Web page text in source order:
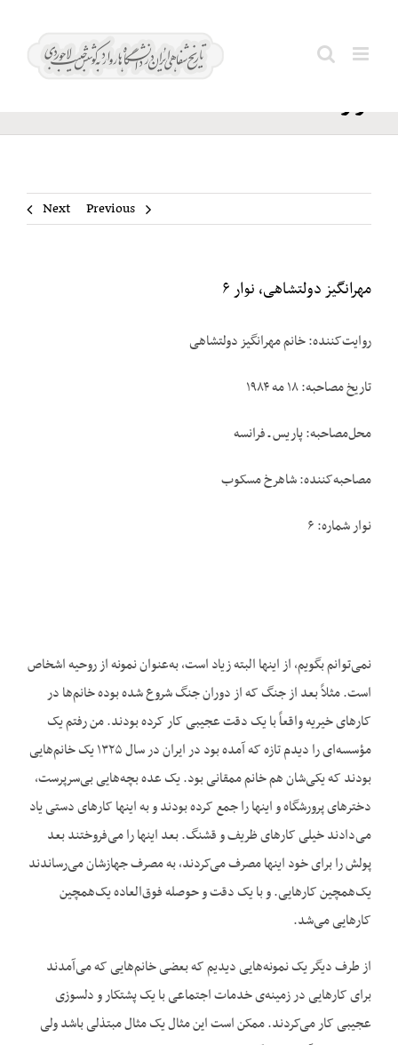
دولتشاهی،
نوار ۶
Previous
Next
مهرانگیز دولتشاهی، نوار ۶
روایت‌کننده: خانم مهرانگیز دولتشاهی
تاریخ مصاحبه: ۱۸ مه ۱۹۸۴
محل‌مصاحبه: پاریس ـ فرانسه
مصاحبه‌کننده: شاهرخ مسکوب
نوار شماره: ۶
نمی‌توانم بگویم، از اینها البته زیاد است، به‌عنوان نمونه از روحیه اشخاص
است. مثلاً بعد از جنگ که از دوران جنگ شروع شده بوده خانم‌ها در
کارهای خیریه واقعاً با یک دقت عجیبی کار کرده بودند. من رفتم یک
مؤسسه‌ای را دیدم تازه که آمده بود در ایران در سال ۱۳۲۵ یک خانم‌هایی
بودند که یکی‌شان هم خانم ممقانی بود. یک عده بچه‌هایی بی‌سرپرست،
دخترهای پرورشگاه و اینها را جمع کرده بودند و به اینها کارهای دستی یاد
می‌دادند خیلی کارهای ظریف و قشنگ. بعد اینها را می‌فروختند بعد
پولش را برای خود اینها مصرف می‌کردند، به مصرف جهازشان می‌رساندند
یک‌همچین کارهایی. و با یک دقت و حوصله فوق‌العاده یک‌همچین
کارهایی می‌شد.
از طرف دیگر یک نمونه‌هایی دیدیم که بعضی خانم‌هایی که می‌آمدند
برای کارهایی در زمینه‌ی خدمات اجتماعی با یک پشتکار و دلسوزی
عجیبی کار می‌کردند. ممکن است این مثال یک مثال مبتذلی باشد ولی